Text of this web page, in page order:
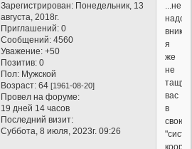
Зарегистрирован: Понедельник, 13
августа, 2018г.
Приглашений: 0
Сообщений: 4560
Уважение: +50
Позитив: 0
Пол: Мужской
Возраст: 64[1961-08-20]
Провел на форуме:
19 дней 14 часов
Последний визит:
Суббота, 8 июля, 2023г. 09:26
...не
надо
я
же
не
тащу
вас
в
свою